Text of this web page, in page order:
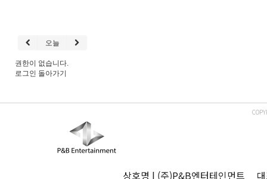
오늘
권한이 없습니다.
로그인 돌아가기
상호명 | (주)P&B엔터테인먼트